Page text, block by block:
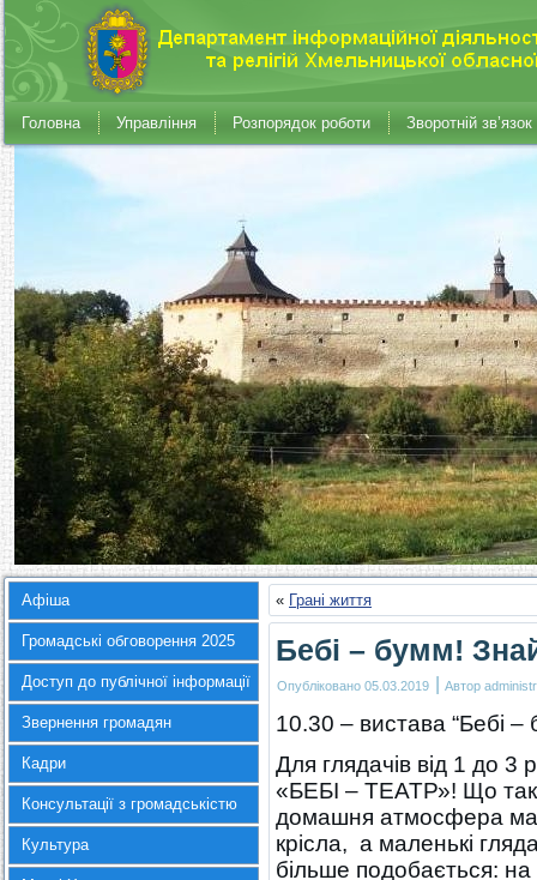
Головна Управління Розпорядок роботи Зворотній зв’язок
Афіша
Громадські обговорення 2025
Доступ до публічної інформації
Звернення громадян
Кадри
Консультації з громадськістю
Культура
« Грані життя
Бебі – бумм!
Опубліковано 05.03.2019 | Автор
10.30 – вистава “Бебі
Для глядачів від 1 до 3
«БЕБІ – ТЕАТР»! Що
домашня атмосфера
крісла, а маленькі
більше подобається: